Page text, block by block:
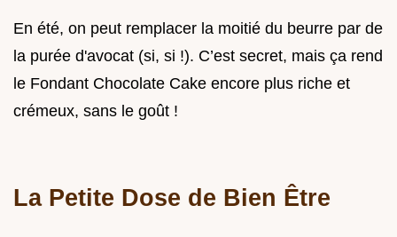
En été, on peut remplacer la moitié du beurre par de
la purée d'avocat (si, si !). C’est secret, mais ça rend
le Fondant Chocolate Cake encore plus riche et
crémeux, sans le goût !
La Petite Dose de Bien Être